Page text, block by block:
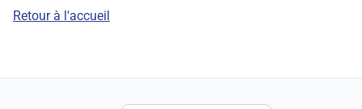
Retour à l'accueil